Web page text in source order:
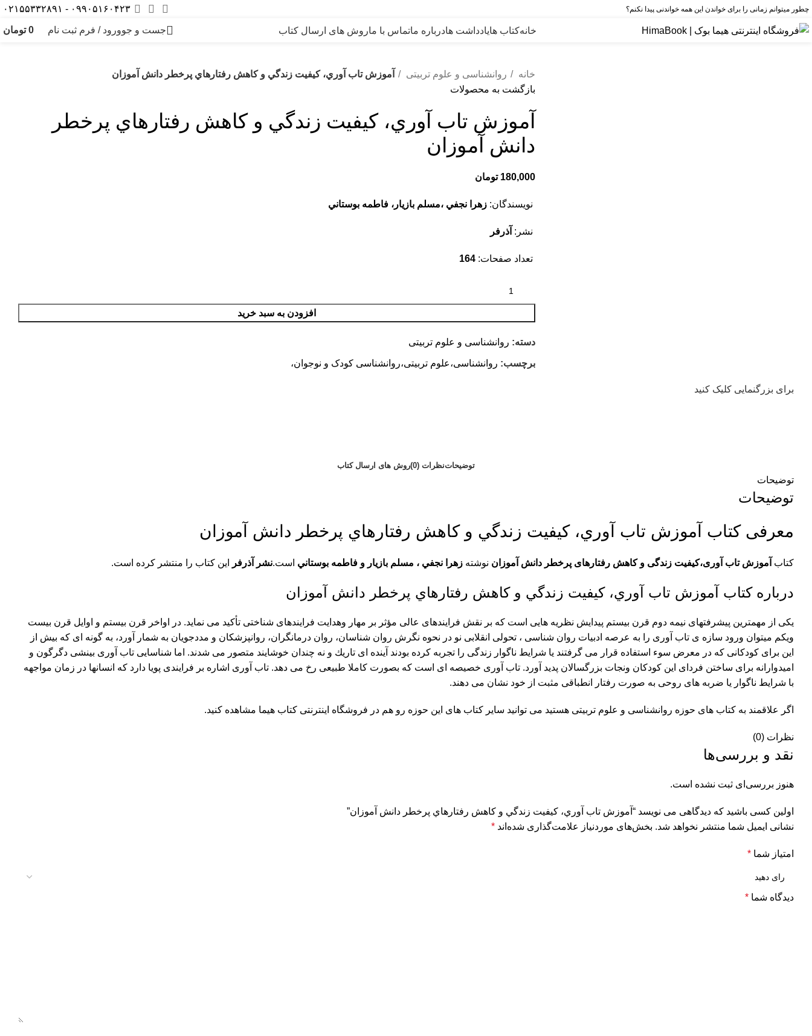
چطور میتوانم زمانی را برای خواندن این همه خواندنی پیدا نکنم؟ ۰۹۹۰۵۱۶۰۴۲۳ - ۰۲۱۵۵۳۳۲۸۹۱
خانهکتاب هایادداشت هادرباره ماتماس با ماروش های ارسال کتاب جست و جوورود / فرم ثبت نام 0 تومان
برای بزرگنمایی کلیک کنید
خانه روانشناسی و علوم تربیتی
آموزش تاب آوري، کيفيت زندگي و کاهش رفتارهاي پرخطر دانش آموزان
بازگشت به محصولات
آموزش تاب آوري، کيفيت زندگي و کاهش رفتارهاي پرخطر
دانش آموزان
180,000 تومان
نویسندگان: زهرا نجفي ،مسلم بازیار، فاطمه بوستاني
نشر: آذرفر
تعداد صفحات: 164
افزودن به سبد خرید
دسته: روانشناسی و علوم تربیتی
برچسب: روانشناسی،علوم تربیتی،روانشناسی کودک و نوجوان،
توضیحاتنظرات (0) روش های ارسال کتاب
توضیحات
توضیحات
معرفی کتاب آموزش تاب آوري، کيفيت زندگي و کاهش رفتارهاي پرخطر دانش آموزان
کتاب آموزش تاب آوری،کیفیت زندگی و کاهش رفتارهای پرخطر دانش آموزان نوشته زهرا نجفي ، مسلم بازیار و فاطمه بوستاني است.نشر آذرفر این کتاب را منتشر کرده است.
درباره کتاب آموزش تاب آوري، کيفيت زندگي و کاهش رفتارهاي پرخطر دانش آموزان
يكى از مهمترين پيشرفتهاى نيمه دوم قرن بيستم پيدايش نظريه هايى است كه بر نقش فرايندهاى عالى مؤثر بر مهار وهدايت فرايندهاى شناختى تأكيد مى نمايد. در اواخر قرن بيستم و اوايل قرن بيست
ويكم ميتوان ورود سازه ى تاب آورى را به عرصه ادبيات روان شناسى ، تحولى انقلابى نو در نحوه نگرش روان شناسان، روان درمانگران، روانپزشكان و مددجويان به شمار آورد، به گونه اى كه بيش از
اين براى كودكانى كه در معرض سوء استفاده قرار مى گرفتند يا شرايط ناگوار زندگى را تجربه كرده بودند آينده اى تاريك و نه چندان خوشايند متصور مى شدند. اما شناسايى تاب آورى بينشى دگرگون و
اميدوارانه براى ساختن فرداى اين كودكان ونجات بزرگسالان پديد آورد. تاب آورى خصيصه اى است كه بصورت كاملا طبيعى رخ مى دهد. تاب آورى اشاره بر فرايندى پويا دارد كه انسانها در زمان مواجهه
با شرايط ناگوار يا ضربه هاى روحى به صورت رفتار انطباقى مثبت از خود نشان مى دهند.
اگر علاقمند به کتاب های حوزه روانشناسی و علوم تربیتی هستید می توانید سایر کتاب های این حوزه رو هم در فروشگاه اینترنتی کتاب هیما مشاهده کنید.
نظرات (0)
نقد و بررسی‌ها
هنوز بررسی‌ای ثبت نشده است.
اولین کسی باشید که دیدگاهی می نویسد “آموزش تاب آوري، کيفيت زندگي و کاهش رفتارهاي پرخطر دانش آموزان”
نشانی ایمیل شما منتشر نخواهد شد. بخش‌های موردنیاز علامت‌گذاری شده‌اند *
امتیاز شما *
دیدگاه شما *